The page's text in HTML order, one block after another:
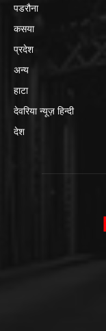
पडरौना
कसया
प्रदेश
अन्य
हाटा
देवरिया न्यूज़ हिन्दी
देश